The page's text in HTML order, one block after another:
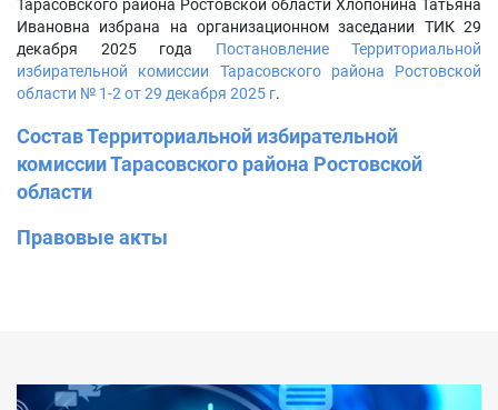
Тарасовского района Ростовской области Хлопонина Татьяна
Ивановна избрана на организационном заседании ТИК 29
декабря 2025 года Постановление Территориальной
избирательной комиссии Тарасовского района Ростовской
области № 1-2 от 29 декабря 2025 г.
Состав Территориальной избирательной
комиссии Тарасовского района Ростовской
области
Правовые акты